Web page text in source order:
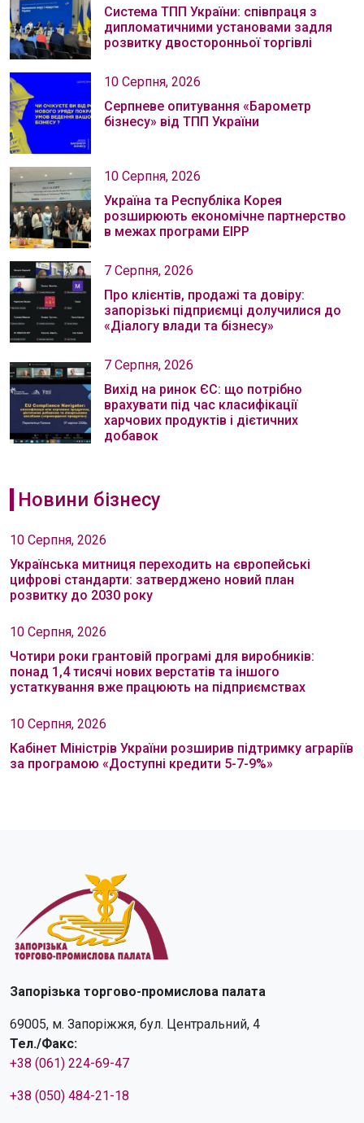
Система ТПП України: співпраця з
дипломатичними установами задля
розвитку двосторонньої торгівлі
10 Серпня, 2026
Серпневе опитування «Барометр
бізнесу» від ТПП України
10 Серпня, 2026
Україна та Республіка Корея
розширюють економічне партнерство
в межах програми EIPP
7 Серпня, 2026
Про клієнтів, продажі та довіру:
запорізькі підприємці долучилися до
«Діалогу влади та бізнесу»
7 Серпня, 2026
Вихід на ринок ЄС: що потрібно
врахувати під час класифікації
харчових продуктів і дієтичних
добавок
Новини бізнесу
10 Серпня, 2026
Українська митниця переходить на європейські
цифрові стандарти: затверджено новий план
розвитку до 2030 року
10 Серпня, 2026
Чотири роки грантовій програмі для виробників:
понад 1,4 тисячі нових верстатів та іншого
устаткування вже працюють на підприємствах
10 Серпня, 2026
Кабінет Міністрів України розширив підтримку аграріїв
за програмою «Доступні кредити 5-7-9%»
Запорізька торгово-промислова палата
69005, м. Запоріжжя, бул. Центральний, 4
Тел./Факс:
+38 (061) 224-69-47
+38 (050) 484-21-18